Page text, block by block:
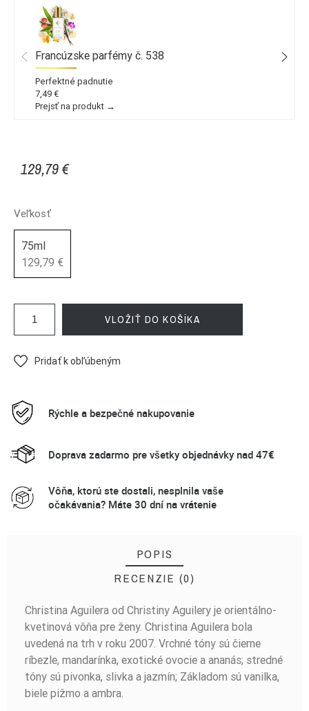
Francúzske parfémy č. 538
Perfektné padnutie
7,49 €
Prejsť na produkt →
129,79 €
Veľkosť
75ml
129,79 €
VLOŽIŤ DO KOŠÍKA
Pridať k obľúbeným
Rýchle a bezpečné nakupovanie
Doprava zadarmo pre všetky objednávky nad 47€
Vôňa, ktorú ste dostali, nesplnila vaše
očakávania? Máte 30 dní na vrátenie
POPIS
RECENZIE (0)
Christina Aguilera od Christiny Aguilery je orientálno-
kvetinová vôňa pre ženy. Christina Aguilera bola
uvedená na trh v roku 2007. Vrchné tóny sú čierne
ríbezle, mandarínka, exotické ovocie a ananás; stredné
tóny sú pivonka, slivka a jazmín; Základom sú vanilka,
biele pižmo a ambra.
BUĎTE PRVÝ, KTO NAPÍŠE RECENZIU!